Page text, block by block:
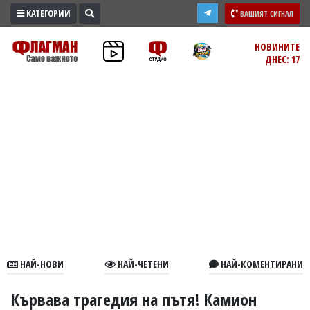
ПРОМО
ЗОНА
В
КАТЕГОРИИ ВАШИЯТ СИГНАЛ
НОВИНИТЕ
ДНЕС: 17
НАЙ-НОВИ НАЙ-ЧЕТЕНИ НАЙ-КОМЕНТИРАНИ
Кървава трагедия на пътя! Камион